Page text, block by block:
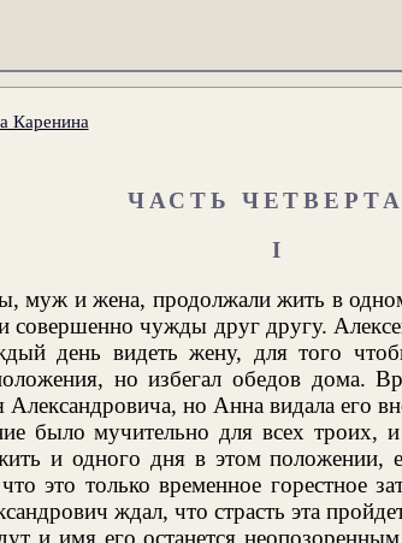
Каренина
ЧАСТЬ
I
муж и жена, продолжали жить в
совершенно чужды друг другу.
день видеть жену, для того
но избегал обедов дома.
Александровича, но Анна видала его
было мучительно для всех троих,
и одного дня в этом положении,
это только временное горестное
ждал, что страсть эта